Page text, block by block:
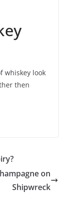
whiskey look
then
on
Shipwreck